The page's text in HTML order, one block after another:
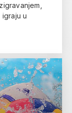
igraju u